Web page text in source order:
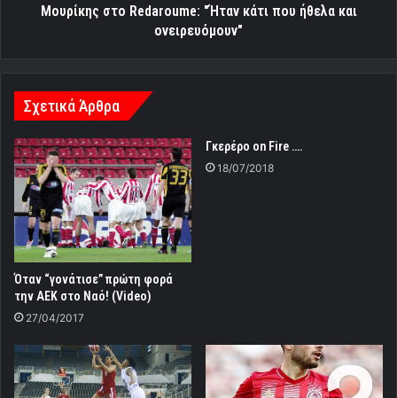
Μουρίκης στο Redaroume: "Ήταν κάτι που ήθελα και
ονειρευόμουν"
Σχετικά Άρθρα
Όταν “γονάτισε” πρώτη φορά
την ΑΕΚ στο Ναό! (Video)
27/04/2017
Γκερέρο on Fire ….
18/07/2018